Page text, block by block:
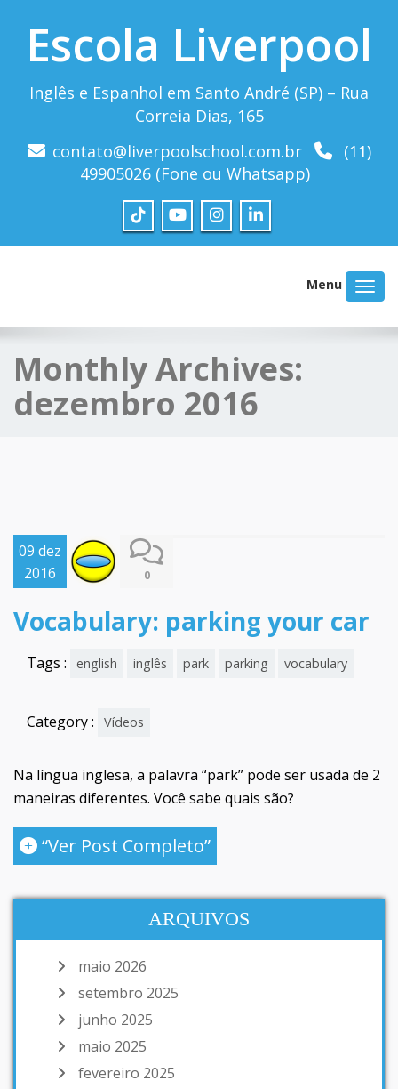
Escola Liverpool
Inglês e Espanhol em Santo André (SP) – Rua
Correia Dias, 165
contato@liverpoolschool.com.br
(11)
49905026 (Fone ou Whatsapp)
Menu
Monthly Archives:
dezembro 2016
09 dez
2016
0
Vocabulary: parking your car
Tags : english inglês park parking vocabulary
Category : Vídeos
Na língua inglesa, a palavra “park” pode ser usada de 2
maneiras diferentes. Você sabe quais são?
“Ver Post Completo”
ARQUIVOS
maio 2026
setembro 2025
junho 2025
maio 2025
fevereiro 2025